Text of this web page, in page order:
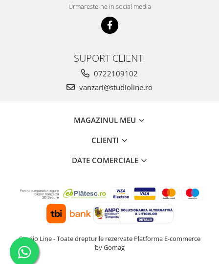
Urmareste-ne in social media
SUPORT CLIENTI
0722109102
vanzari@studioline.ro
MAGAZINUL MEU
CLIENTI
DATE COMERCIALE
Studio Line - Toate drepturile rezervate Platforma E-commerce
by Gomag